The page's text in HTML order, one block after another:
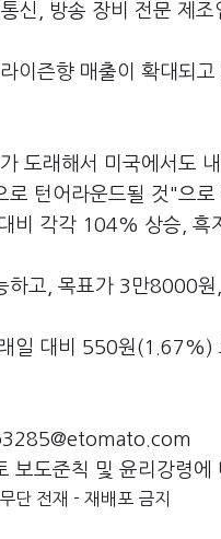
신, 방송 장비 전문 제조
이즌향 매출이 확대되
도래해서 미국에서도
로 턴어라운드될 것"으
비 각각 104% 상승, 흑
하고, 목표가 3만8000원
일 대비 550원(1.67%)
보도준칙 및 윤리강령
단 전재 - 재배포 금지